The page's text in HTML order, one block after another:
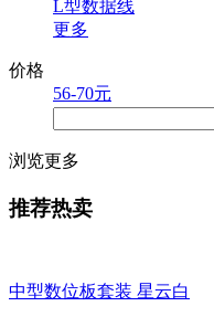
L型数据线
更多
价格
56-70元
浏览更多
推荐热卖
中型数位板套装 星云白